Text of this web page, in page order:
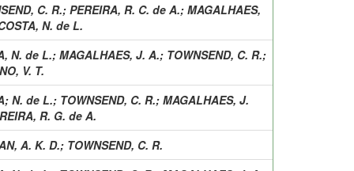
C. R.; PEREIRA, R. C. de A.; MAGALHAES,
N. de L.
N. de L.; MAGALHAES, J. A.; TOWNSEND, C. R.;
V. T.
; N. de L.; TOWNSEND, C. R.; MAGALHAES, J.
R. G. de A.
A. K. D.; TOWNSEND, C. R.